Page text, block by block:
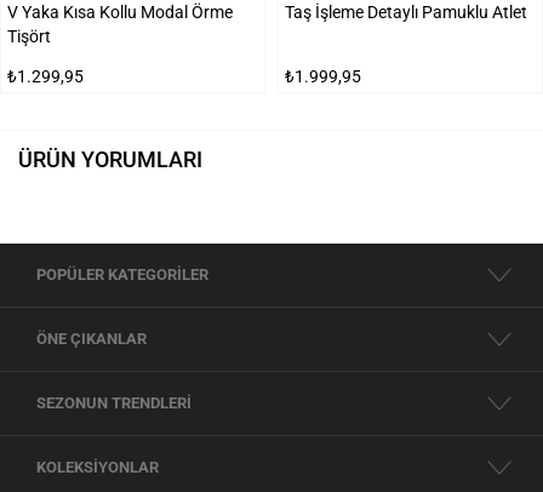
V Yaka Kısa Kollu Modal Örme
Tişört
₺1.299,95
Taş İşleme Detaylı Pamuklu Atlet
₺1.999,95
ÜRÜN YORUMLARI
POPÜLER KATEGORİLER
ÖNE ÇIKANLAR
SEZONUN TRENDLERİ
KOLEKSİYONLAR